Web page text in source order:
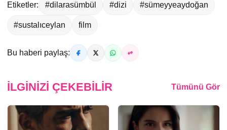
Etiketler: #dilarasümbül #dizi #sümeyyeaydoğan
#sustalıceylan film
Bu haberi paylaş:
İLGINIZI ÇEKEBILIR Tümünü Gör